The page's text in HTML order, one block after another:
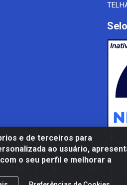
e de terceiros para
ao usuário,
o seu perfil e melhorar a
Cardão LTDA - Av. Amaral Peixoto,